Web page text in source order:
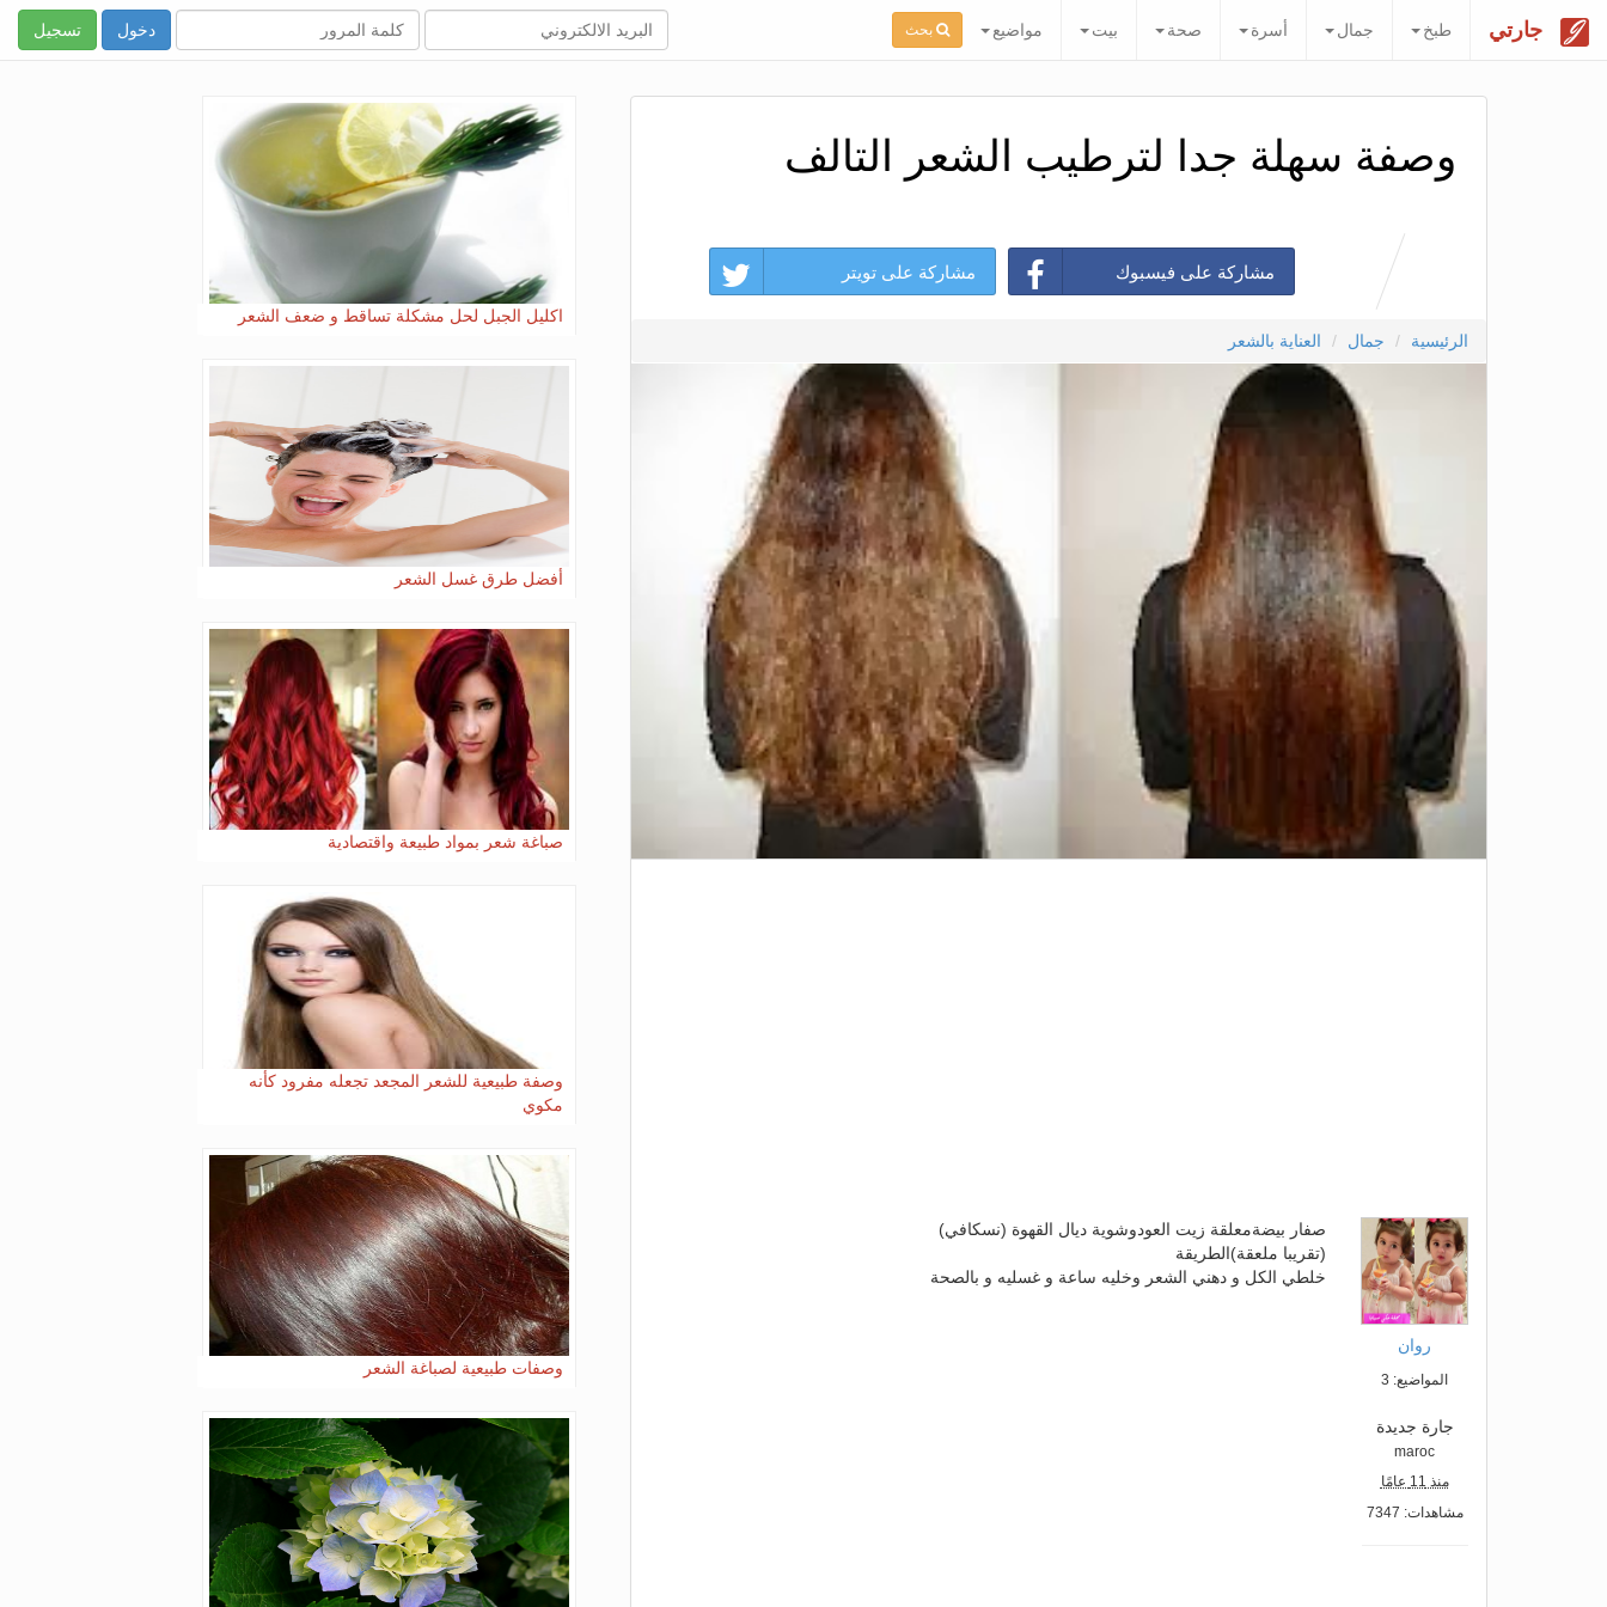
جارتي طبخ جمال أسرة صحة بيت مواضيع بحث تسجيل
وصفة سهلة جدا لترطيب الشعر التالف
مشاركة على فيسبوك مشاركة على تويتر
الرئيسية جمال العناية بالشعر
روان
المواضيع: 3
جارة جديدة
maroc
منذ 11 عامًا
مشاهدات: 7347
صفار بيضةمعلقة زيت العودوشوية ديال القهوة (نسكافي)
(تقريبا ملعقة)الطريقة
خلطي الكل و دهني الشعر وخليه ساعة و غسليه و بالصحة
اكليل الجبل لحل مشكلة تساقط و ضعف الشعر
أفضل طرق غسل الشعر
صباغة شعر بمواد طبيعة واقتصادية
وصفة طبيعية للشعر المجعد تجعله مفرود كأنه
مكوي
وصفات طبيعية لصباغة الشعر